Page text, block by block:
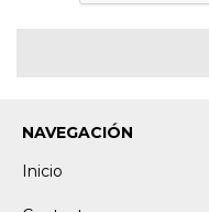
NAVEGACIÓN
Inicio